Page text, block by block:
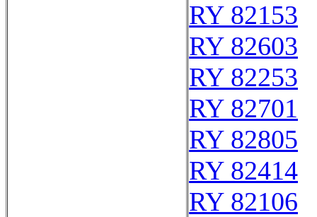
RY 82153
RY 82603
RY 82253
RY 82701
RY 82805
RY 82414
RY 82106